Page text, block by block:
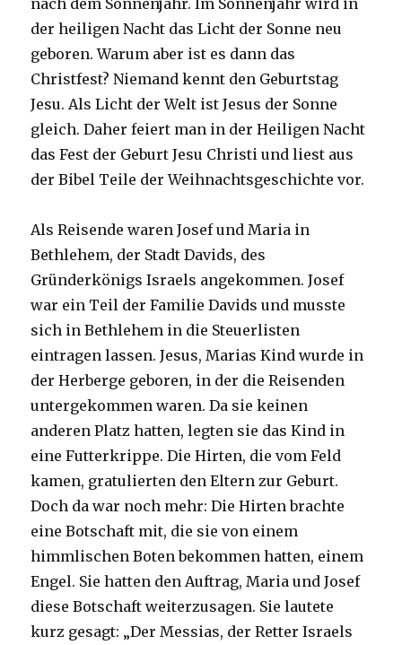
nach dem Sonnenjahr. Im Sonnenjahr wird in
der heiligen Nacht das Licht der Sonne neu
geboren. Warum aber ist es dann das
Christfest? Niemand kennt den Geburtstag
Jesu. Als Licht der Welt ist Jesus der Sonne
gleich. Daher feiert man in der Heiligen Nacht
das Fest der Geburt Jesu Christi und liest aus
der Bibel Teile der Weihnachtsgeschichte vor.
Als Reisende waren Josef und Maria in
Bethlehem, der Stadt Davids, des
Gründerkönigs Israels angekommen. Josef
war ein Teil der Familie Davids und musste
sich in Bethlehem in die Steuerlisten
eintragen lassen. Jesus, Marias Kind wurde in
der Herberge geboren, in der die Reisenden
untergekommen waren. Da sie keinen
anderen Platz hatten, legten sie das Kind in
eine Futterkrippe. Die Hirten, die vom Feld
kamen, gratulierten den Eltern zur Geburt.
Doch da war noch mehr: Die Hirten brachte
eine Botschaft mit, die sie von einem
himmlischen Boten bekommen hatten, einem
Engel. Sie hatten den Auftrag, Maria und Josef
diese Botschaft weiterzusagen. Sie lautete
kurz gesagt: „Der Messias, der Retter Israels